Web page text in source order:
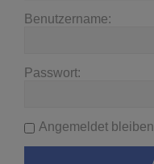
Benutzername:
Passwort:
Angemeldet bleiben